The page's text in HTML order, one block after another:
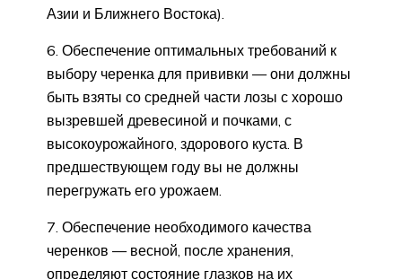
Азии и Ближнего Востока).
6. Обеспечение оптимальных требований к
выбору черенка для прививки — они должны
быть взяты со средней части лозы с хорошо
вызревшей древесиной и почками, с
высокоурожайного, здорового куста. В
предшествующем году вы не должны
перегружать его урожаем.
7. Обеспечение необходимого качества
черенков — весной, после хранения,
определяют состояние глазков на их